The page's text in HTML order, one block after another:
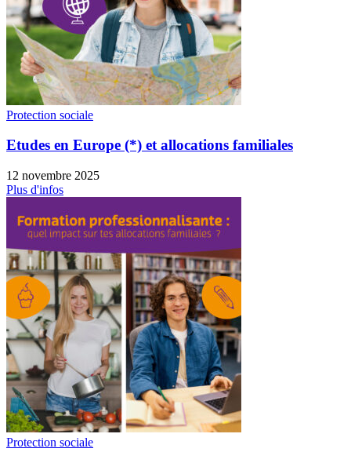
Protection sociale
Etudes en Europe (*) et allocations familiales
12 novembre 2025
Plus d'infos
Protection sociale